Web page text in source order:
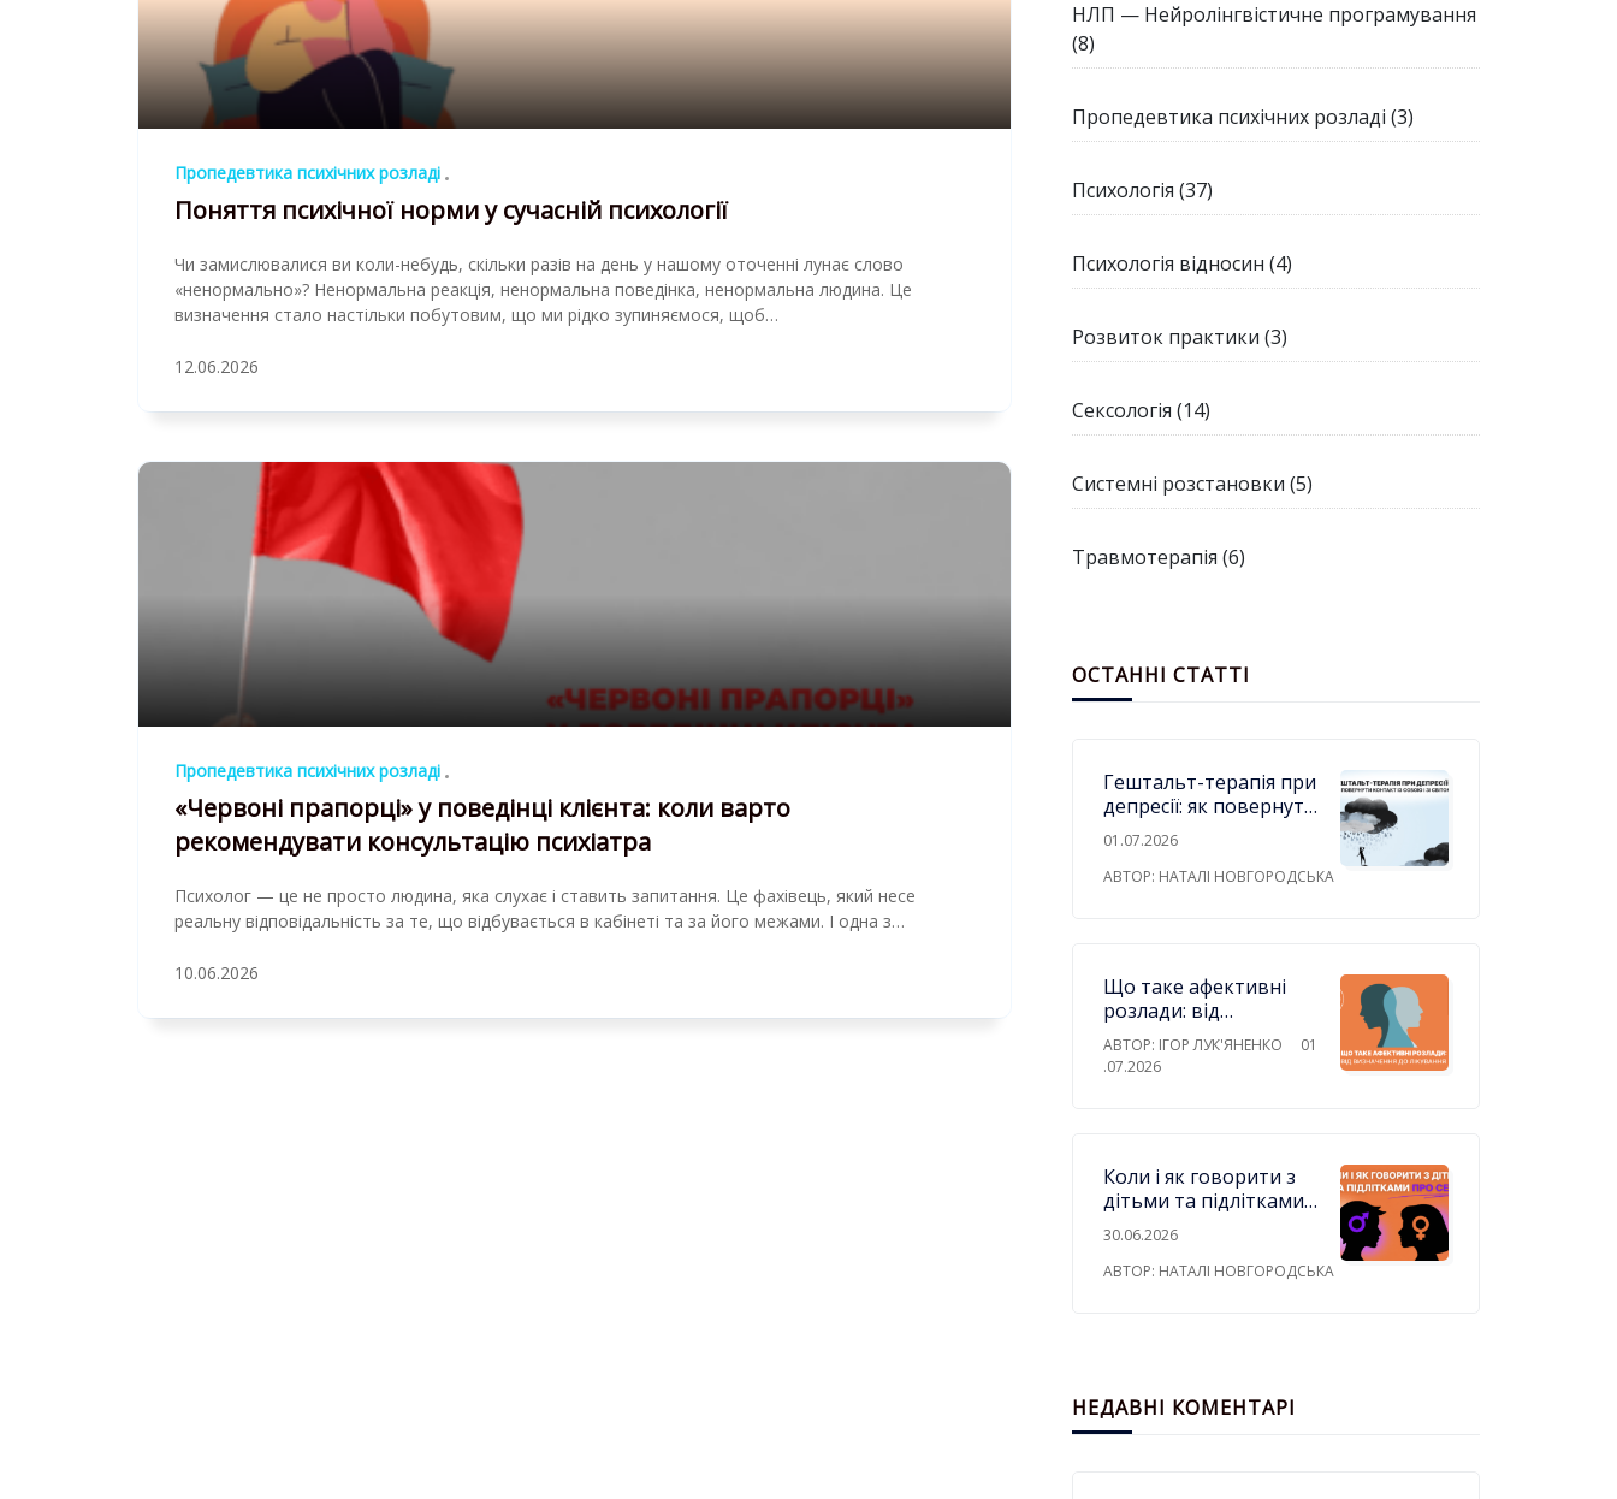
Пропедевтика психічних розладі
Поняття психічної норми у сучасній психології
Чи замислювалися ви коли-небудь, скільки разів на день у нашому оточенні лунає слово
«ненормально»? Ненормальна реакція, ненормальна поведінка, ненормальна людина. Це
визначення стало настільки побутовим, що ми рідко зупиняємося, щоб…
12.06.2026
Пропедевтика психічних розладі
«Червоні прапорці» у поведінці клієнта: коли варто
рекомендувати консультацію психіатра
Психолог — це не просто людина, яка слухає і ставить запитання. Це фахівець, який несе
реальну відповідальність за те, що відбувається в кабінеті та за його межами. І одна з…
10.06.2026
НЛП — Нейролінгвістичне програмування
(8)
Пропедевтика психічних розладі (3)
Психологія (37)
Психологія відносин (4)
Розвиток практики (3)
Сексологія (14)
Системні розстановки (5)
Травмотерапія (6)
ОСТАННІ СТАТТІ
Гештальт-терапія при
депресії: як повернути
контакт із собою і зі
світом
АВТОР: НАТАЛІ НОВГОРОДСЬКА
01.07.2026
Що таке афективні
розлади: від
визначення до
лікування
АВТОР: ІГОР ЛУК'ЯНЕНКО
01
.07.2026
Коли і як говорити з
дітьми та підлітками
про секс
АВТОР: НАТАЛІ НОВГОРОДСЬКА
30.06.2026
НЕДАВНІ КОМЕНТАРІ